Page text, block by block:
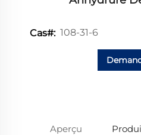
Cas#: 108-31-6
Aperçu